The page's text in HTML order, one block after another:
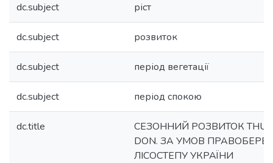
dc.subject ріст
dc.subject розвиток
dc.subject період вегетації
dc.subject період спокою
dc.title
СЕЗОННИЙ РОЗВИТОК
DON. ЗА УМОВ
ЛІСОСТЕПУ УКРАЇНИ